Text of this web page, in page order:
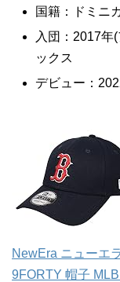
国籍：ドミニ
入団：2017年
ックス
デビュー：
NewEra ニューエ
9FORTY 帽子